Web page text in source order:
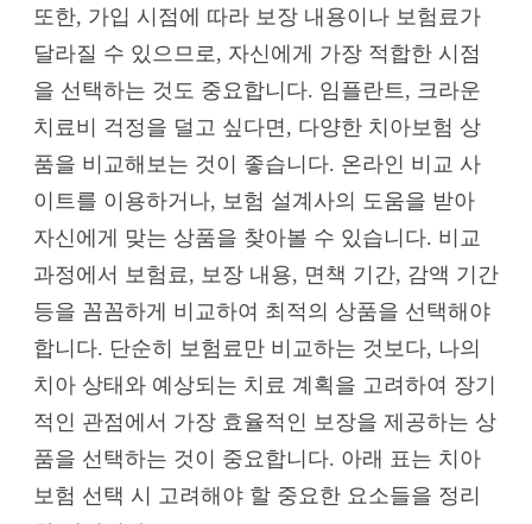
또한, 가입 시점에 따라 보장 내용이나 보험료가
달라질 수 있으므로, 자신에게 가장 적합한 시점
을 선택하는 것도 중요합니다. 임플란트, 크라운
치료비 걱정을 덜고 싶다면, 다양한 치아보험 상
품을 비교해보는 것이 좋습니다. 온라인 비교 사
이트를 이용하거나, 보험 설계사의 도움을 받아
자신에게 맞는 상품을 찾아볼 수 있습니다. 비교
과정에서 보험료, 보장 내용, 면책 기간, 감액 기간
등을 꼼꼼하게 비교하여 최적의 상품을 선택해야
합니다. 단순히 보험료만 비교하는 것보다, 나의
치아 상태와 예상되는 치료 계획을 고려하여 장기
적인 관점에서 가장 효율적인 보장을 제공하는 상
품을 선택하는 것이 중요합니다. 아래 표는 치아
보험 선택 시 고려해야 할 중요한 요소들을 정리